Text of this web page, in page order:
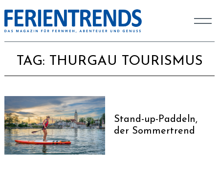
TAG: THURGAU TOURISMUS
Stand-up-Paddeln,
der Sommertrend